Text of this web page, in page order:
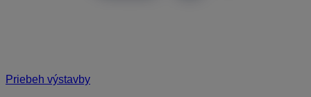
Priebeh výstavby